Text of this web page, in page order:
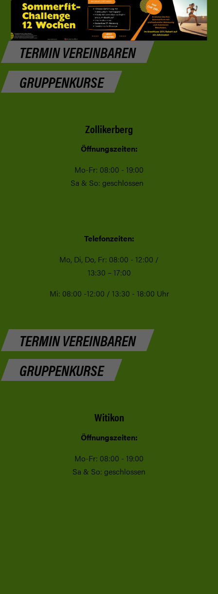
Di, Mi, Do: 08:00 - 12:00
TERMIN VEREINBAREN
GRUPPENKURSE
Zollikerberg
Öffnungszeiten:
Mo-Fr: 08:00 - 19:00
Sa & So: geschlossen
Telefonzeiten:
Mo, Di, Do, Fr: 08:00 - 12:00 /
13:30 – 17:00
Mi: 08:00 -12:00 / 13:30 - 18:00 Uhr
TERMIN VEREINBAREN
GRUPPENKURSE
Witikon
Öffnungszeiten:
Mo-Fr: 08:00 - 19:00
Sa & So: geschlossen